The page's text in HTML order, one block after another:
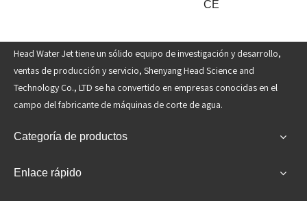
CE
Head Water Jet tiene un sólido equipo de investigación y desarrollo,
ventas de producción y servicio, Shenyang Head Science and
Technology Co., LTD se ha convertido en empresas conocidas en el
campo del fabricante de máquinas de corte de agua.
Categoría de productos
Enlace rápido